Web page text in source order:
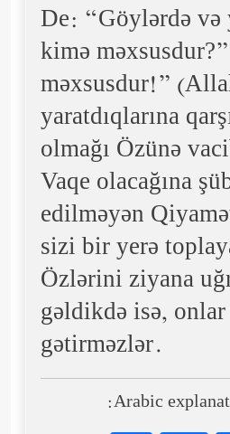
De: “Göylərdə və
kimə
məxsusdur!”
yaratdıqlarına
olmağı Özünə
Vaqe olacağına
edilməyən
sizi bir yerə
Özlərini ziyana
gəldikdə isə,
gətirməzlər.
Arabic